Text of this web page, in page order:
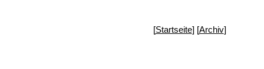
[Startseite] [Archiv]